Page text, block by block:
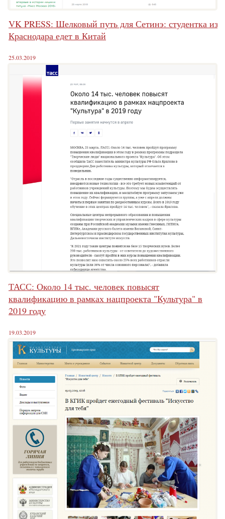
VK PRESS: Шелковый путь для Сетинэ: студентка из
Краснодара едет в Китай
25.03.2019
ТАСС: Около 14 тыс. человек повысят
квалификацию в рамках нацпроекта "Культура" в
2019 году
19.03.2019